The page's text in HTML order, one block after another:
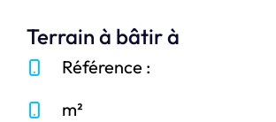
Terrain à bâtir à
Référence :
m²